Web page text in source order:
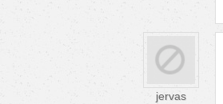
jervas